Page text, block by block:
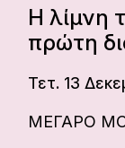
Η λίμνη
πρώτη
Τετ. 13
ΜΕΓΑΡΟ